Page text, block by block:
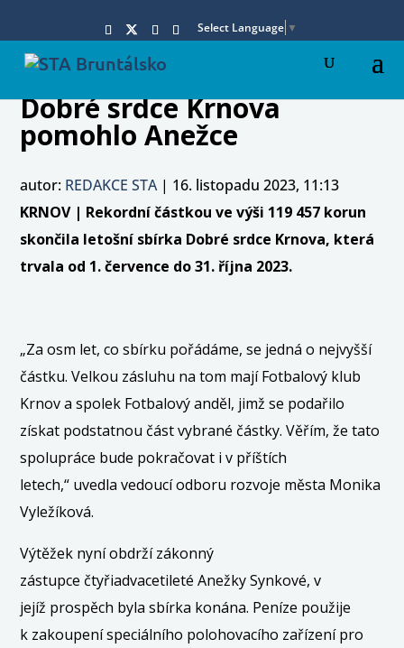
Select Language ▼
Dobré srdce Krnova
pomohlo Anežce
autor: REDAKCE STA| 16. listopadu 2023, 11:13
KRNOV | Rekordní částkou ve výši 119 457 korun
skončila letošní sbírka Dobré srdce Krnova, která
trvala od 1. července do 31. října 2023.
„Za osm let, co sbírku pořádáme, se jedná o nejvyšší
částku. Velkou zásluhu na tom mají Fotbalový klub
Krnov a spolek Fotbalový anděl, jimž se podařilo
získat podstatnou část vybrané částky. Věřím, že tato
spolupráce bude pokračovat i v příštích
letech,“ uvedla vedoucí odboru rozvoje města Monika
Vyležíková.
Výtěžek nyní obdrží zákonný
zástupce čtyřiadvacetileté Anežky Synkové, v
jejíž prospěch byla sbírka konána. Peníze použije
k zakoupení speciálního polohovacího zařízení pro